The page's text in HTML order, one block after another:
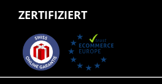
ZERTIFIZIERT